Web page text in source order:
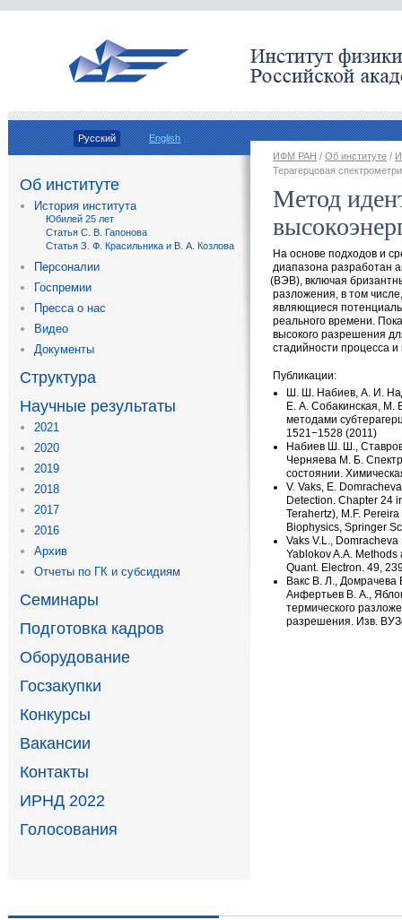
Русский English
Об институте
История института
Юбилей 25 лет
Статья С. В. Гапонова
Статья З. Ф. Красильника и В. А. Козлова
Персоналии
Госпремии
Пресса о нас
Видео
Документы
Структура
Научные результаты
2021
2020
2019
2018
2017
2016
Архив
Отчеты по ГК и субсидиям
Семинары
Подготовка кадров
Оборудование
Госзакупки
Конкурсы
Вакансии
Контакты
ИРНД 2022
Голосования
ИФМ РАН /Об институте /
Терагерцовая
Метод
На основе подходов и
диапазона разработан
(ВЭВ), включая
разложения, в том числе
являющиеся
реального времени.
высокого разрешения
стадийности процесса
Публикации:
Ш. Ш. Набиев, А. И.
Е. А. Собакинская, М.
методами
1521−1528 (2011)
Набиев Ш. Ш.,
Черняева М. Б.
состоянии.
V. Vaks, E. Domracheva
Detection. Chapter 24
Terahertz), M.F.
Biophysics, Springer
Vaks V.L., Domracheva
Yablokov A.A.
Quant. Electron. 49,
Вакс В. Л., Домрачева
Анфертьев В. А.,
термического
разрешения. Изв.